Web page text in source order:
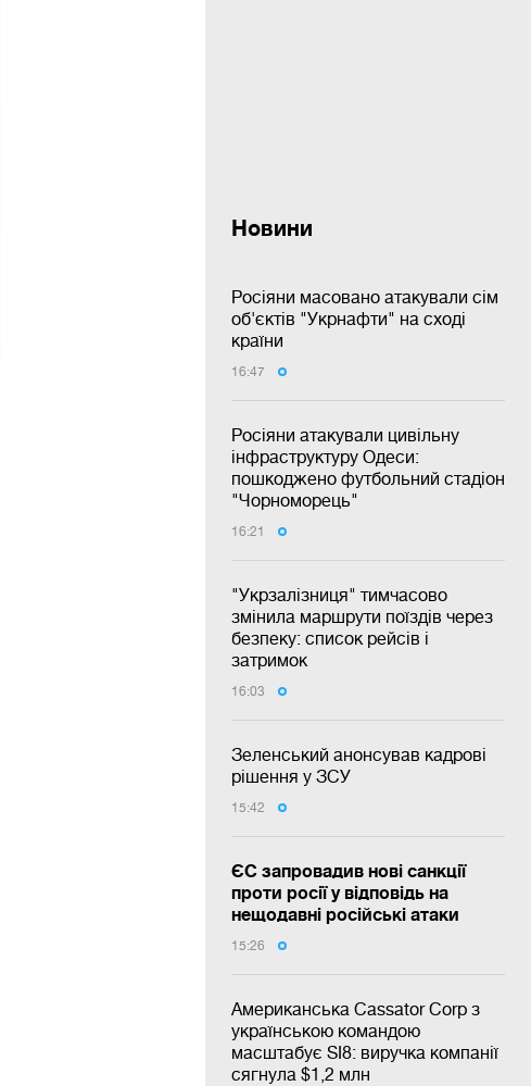
Новини
Росіяни масовано атакували сім
об'єктів "Укрнафти" на сході
країни
16:47
Росіяни атакували цивільну
інфраструктуру Одеси:
пошкоджено футбольний стадіон
"Чорноморець"
16:21
"Укрзалізниця" тимчасово
змінила маршрути поїздів через
безпеку: список рейсів і
затримок
16:03
Зеленський анонсував кадрові
рішення у ЗСУ
15:42
ЄС запровадив нові санкції
проти росії у відповідь на
нещодавні російські атаки
15:26
Американська Cassator Corp з
українською командою
масштабує SI8: виручка компанії
сягнула $1,2 млн